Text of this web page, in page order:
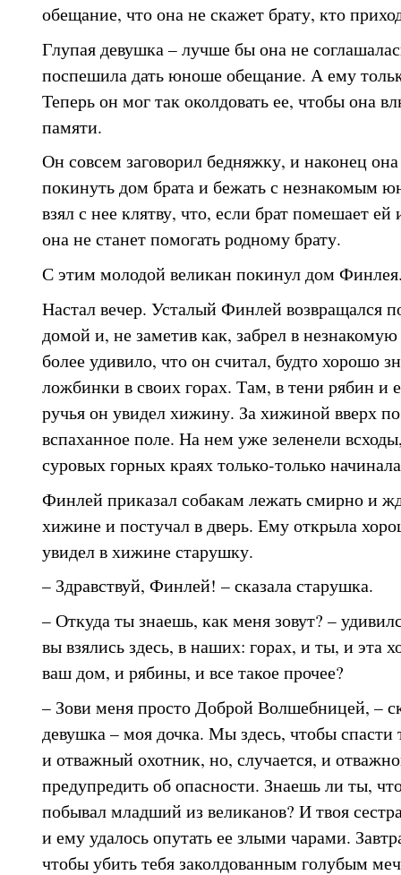
обещание, что она не скажет брату, кто
Глупая девушка – лучше бы она не
поспешила дать юноше обещание. А ему
Теперь он мог так околдовать ее, чтобы она
памяти.
Он совсем заговорил бедняжку, и наконец она
покинуть дом брата и бежать с незнакомым
взял с нее клятву, что, если брат помешает
она не станет помогать родному брату.
С этим молодой великан покинул дом
Настал вечер. Усталый Финлей возвращался
домой и, не заметив как, забрел в
более удивило, что он считал, будто хорошо
ложбинки в своих горах. Там, в тени рябин и
ручья он увидел хижину. За хижиной вверх
вспаханное поле. На нем уже зеленели
суровых горных краях только-только
Финлей приказал собакам лежать смирно и
хижине и постучал в дверь. Ему открыла
увидел в хижине старушку.
– Здравствуй, Финлей! – сказала старушка.
– Откуда ты знаешь, как меня зовут? –
вы взялись здесь, в наших: горах, и ты, и эта
ваш дом, и рябины, и все такое прочее?
– Зови меня просто Доброй Волшебницей, –
девушка – моя дочка. Мы здесь, чтобы
и отважный охотник, но, случается, и
предупредить об опасности. Знаешь ли ты,
побывал младший из великанов? И твоя
и ему удалось опутать ее злыми чарами.
чтобы убить тебя заколдованным голубым